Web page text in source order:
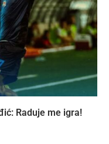
Raduje me igra!